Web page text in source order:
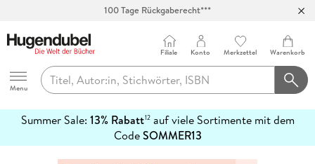
Hugendubel
Menu
Filiale Konto Merkzettel Warenkorb
Summer Sale: 13% Rabatt12auf viele Sortimente mit dem
CodeSOMMER13
erfahren